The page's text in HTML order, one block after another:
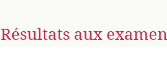
Résultats aux